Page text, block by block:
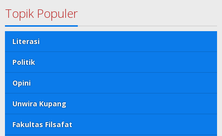
Topik Populer
Literasi
Politik
Opini
Unwira Kupang
Fakultas Filsafat